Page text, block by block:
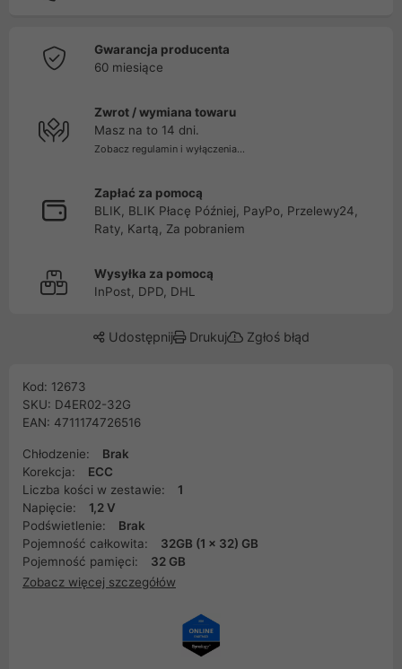
Gwarancja producenta
60 miesiące
Zwrot / wymiana towaru
Masz na to 14 dni.
Zobacz regulamin i wyłączenia...
Zapłać za pomocą
BLIK, BLIK Płacę Później, PayPo, Przelewy24,
Raty, Kartą, Za pobraniem
Wysyłka za pomocą
InPost, DPD, DHL
Udostępnij Drukuj Zgłoś błąd
Kod: 12673
SKU: D4ER02-32G
EAN: 4711174726516
Chłodzenie:
Brak
Korekcja:
ECC
Liczba kości w zestawie:
1
Napięcie:
1,2 V
Podświetlenie:
Brak
Pojemność całkowita:
32GB (1 x 32) GB
Pojemność pamięci:
32 GB
Zobacz więcej szczegółów